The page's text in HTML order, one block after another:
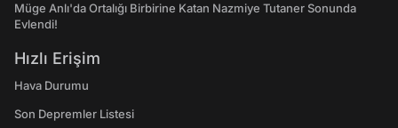
Müge Anlı'da Ortalığı Birbirine Katan Nazmiye Tutaner Sonunda
Evlendi!
Hızlı Erişim
Hava Durumu
Son Depremler Listesi